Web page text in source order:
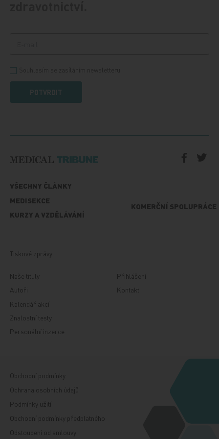
POTVRDIT
VŠECHNY ČLÁNKY
MEDISEKCE
KURZY A VZDĚLÁVÁNÍ
KOMERČNÍ SPOLUPRÁCE
Tiskové zprávy
Naše tituly
Autoři
Kalendář akcí
Znalostní testy
Personální inzerce
Přihlášení
Kontakt
Obchodní podmínky
Ochrana osobních údajů
Podmínky užití
Obchodní podmínky předplatného
Odstoupení od smlouvy